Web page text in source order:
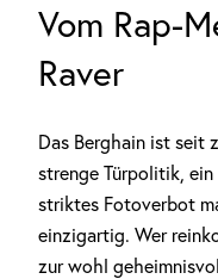
Vom Rap-
Raver
Das Berghain ist seit
strenge Türpolitik,
striktes Fotoverbot
einzigartig. Wer
zur wohl